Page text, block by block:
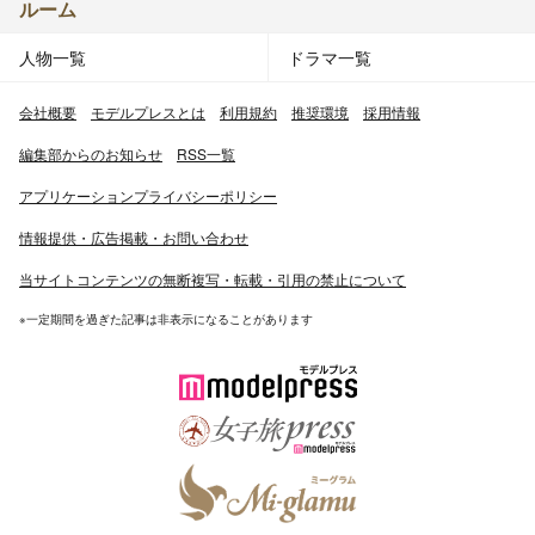
ルーム
人物一覧 ドラマ一覧
会社概要 モデルプレスとは 利用規約 推奨環境 採用情報
編集部からのお知らせ RSS一覧
アプリケーションプライバシーポリシー
情報提供・広告掲載・お問い合わせ
当サイトコンテンツの無断複写・転載・引用の禁止について
※一定期間を過ぎた記事は非表示になることがあります